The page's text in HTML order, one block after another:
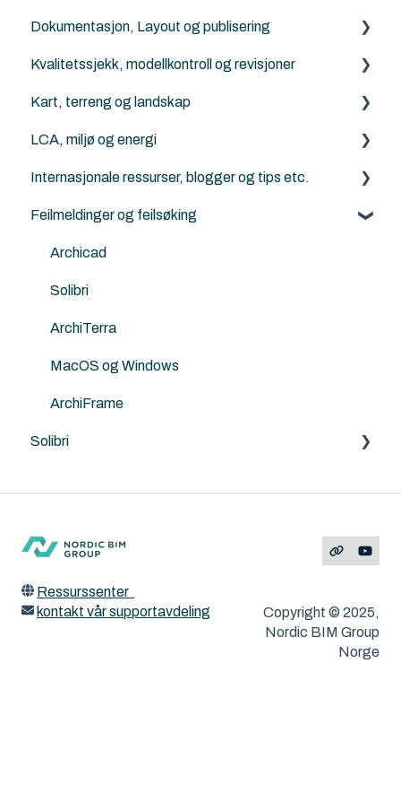
Archicad filtyper (.pln, .pla, .tpl and .mod etc.)
KOF
Twinmotion
AI Visualizer
Python for Archicad
PARAM-O for Archicad
Rhino - Grasshopper
Dokumentasjon, Layout og publisering
Archicad
Kvalitetssjekk, modellkontroll og revisjoner
Solibri
Archicad
Kart, terreng og landskap
Generelt om terreng, kart og Mesh-verktøyet
ArchiTerra
Norkart
Land4
LCA, miljø og energi
Energievaluering
DesignLCA
Internasjonale ressurser, blogger og tips etc.
Graphisoft
Feilmeldinger og feilsøking
Archicad
Solibri
ArchiTerra
MacOS og Windows
ArchiFrame
Solibri
Ressurssenter
kontakt vår supportavdeling
Copyright © 2025,
Nordic BIM Group
Norge